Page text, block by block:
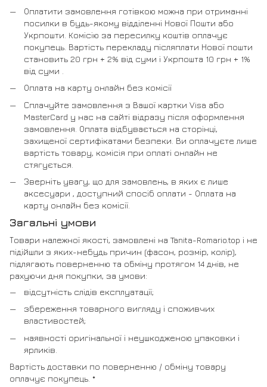
Оплатити замовлення готівкою можна при отриманні
посилки в будь-якому відділенні Нової Пошти або
Укрпошти. Комісію за пересилку коштів оплачує
покупець. Вартість перекладу післяплати Нової пошти
становить 20 грн + 2% від суми і Укрпошта 10 грн + 1%
від суми .
Оплата на карту онлайн без комісії
Сплачуйте замовлення з Вашої картки Visa або
MasterCard у нас на сайті відразу після оформлення
замовлення. Оплата відбувається на сторінці,
захищеної сертифікатами безпеки. Ви оплачуєте лише
вартість товару, комісія при оплаті онлайн не
стягується.
Зверніть увагу, що для замовлень, в яких є лише
аксесуари , доступний спосіб оплати - Оплата на
карту онлайн без комісії.
Загальні умови
Товари належної якості, замовлені на Tanita-Romario.top і не
підійшли з яких-небудь причин (фасон, розмір, колір),
підлягають поверненню та обміну протягом 14 днів, не
рахуючи дня покупки, за умови:
відсутність слідів експлуатації;
збереження товарного вигляду і споживчих
властивостей;
наявності оригінальної і неушкодженою упаковки і
ярликів.
Вартість доставки по поверненню / обміну товару
оплачує покупець. *